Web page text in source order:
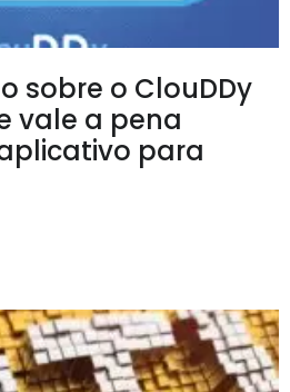
sobre o ClouDDy
vale a pena
para